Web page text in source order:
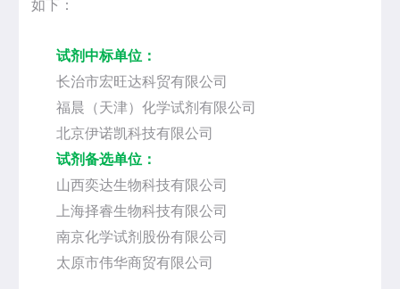
如下：
试剂中标单位：
长治市宏旺达科贸有限公司
福晨（天津）化学试剂有限公司
北京伊诺凯科技有限公司
试剂备选单位：
山西奕达生物科技有限公司
上海择睿生物科技有限公司
南京化学试剂股份有限公司
太原市伟华商贸有限公司